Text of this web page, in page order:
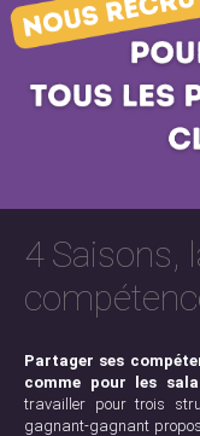
4 Saisons,
Partager ses
comme pour les
travailler pour trois
gagnant-gagnant